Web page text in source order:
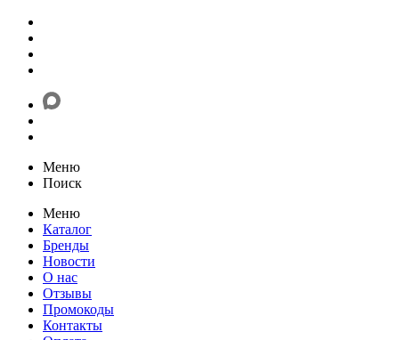
Меню
Поиск
Меню
Каталог
Бренды
Новости
О нас
Отзывы
Промокоды
Контакты